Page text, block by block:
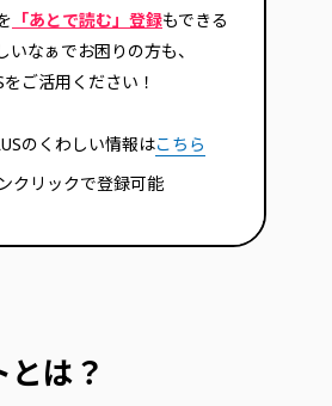
「あとで読む」登録もできる
いなぁでお困りの方も、
ご活用ください！
のくわしい情報はこちら
は？